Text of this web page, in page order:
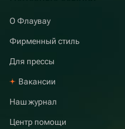
О Флаувау
Фирменный стиль
Для прессы
Вакансии
Наш журнал
Центр помощи